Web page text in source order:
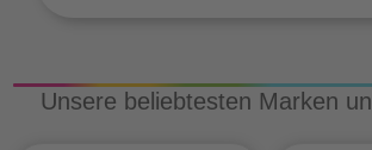
Unsere beliebtesten Marken